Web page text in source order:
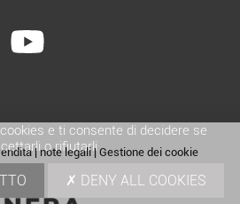
|note legali| Gestione dei cookie
e ti consente di decidere se
o rifiutarli
DENY ALL COOKIES